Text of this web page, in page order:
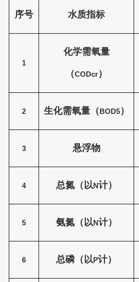
序号 水质指标
1
化学需氧量
（CODcr）
2 生化需氧量（BOD5）
3 悬浮物
4 总氮（以N计）
5 氨氮（以N计）
6 总磷（以P计）